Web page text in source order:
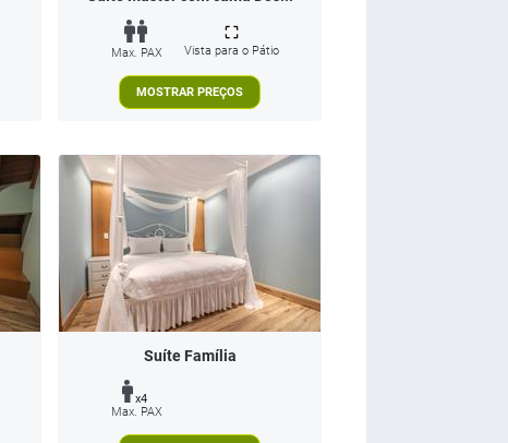
Max. PAX Vista para o Pátio
MOSTRAR PREÇOS
Suíte Família
x4
Max. PAX